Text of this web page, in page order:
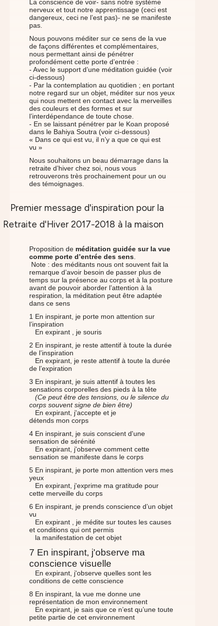
La conscience de voir- sans notre système
nerveux et tout notre apprentissage (ceci est
dangereux, ceci ne l’est pas)- ne se manifeste
pas.
Nous pouvons méditer sur ce sens de la vue
de façons différentes et complémentaires,
nous permettant ainsi de pénétrer
profondément cette porte d’entrée :
- Avec le support d’une méditation guidée (voir
ci-dessous)
- Par la contemplation au quotidien ; en portant
notre regard sur un objet, méditer sur nos yeux
qui nous mettent en contact avec la merveilles
des couleurs et des formes et sur
l’interdépendance de toute chose.
- En se laissant pénétrer par le Koan proposé
dans le Bahiya Soutra (voir ci-dessous)
« Dans ce qui est vu, il n’y a que ce qui est
vu »
Nous souhaitons un beau démarrage dans la
retraite d’hiver chez soi, nous vous
retrouverons très prochainement pour un ou
des témoignages.
Proposition de méditation guidée sur la vue
comme porte d’entrée des sens
Note : des méditants nous ont souvent fait la
remarque d’avoir besoin de passer plus de
temps sur la présence au corps et à la posture
avant de pouvoir aborder l’attention à la
respiration, la méditation peut être adaptée
dans ce sens
1 En inspirant, je porte mon attention sur
l’inspiration
En expirant , je souris
2 En inspirant, je reste attentif à toute la durée
de l’inspiration
En expirant, je reste attentif à toute la durée
de l’expiration
3 En inspirant, je suis attentif à toutes les
sensations corporelles des pieds à la tête
(Ce peut être des tensions, ou le silence du
corps souvent signe de bien être)
En expirant, j'accepte et je
détends mon corps
4 En inspirant, je suis conscient d'une
sensation de sérénité
En expirant, j'observe comment cette
sensation se manifeste dans le corps
5 En inspirant, je porte mon attention vers mes
yeux
En expirant, j'exprime ma gratitude pour
cette merveille du corps
6 En inspirant, je prends conscience d’un objet
vu
En expirant , je médite sur toutes les causes
et conditions qui ont permis
la manifestation de cet objet
7 En inspirant, j'observe ma
conscience visuelle
En expirant, j'observe quelles sont les
conditions de cette conscience
8 En inspirant, la vue me donne une
représentation de mon environnement
En expirant, je sais que ce n’est qu’une toute
petite partie de cet environnement